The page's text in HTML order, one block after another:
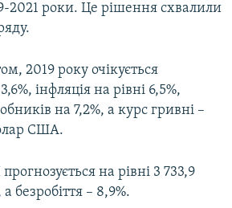
2021 роки. Це рішення схвалили
2019 року очікується
інфляція на рівні 6,5%,
на 7,2%, а курс гривні –
США.
на рівні 3 733,9
безробіття – 8,9%.